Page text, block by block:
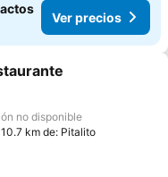
Ver precios
a favoritos
no disponible
km de: Pitalito